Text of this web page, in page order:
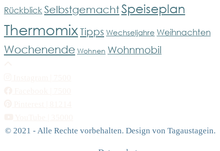
Rückblick SelbstgemachtSpeiseplan
Thermomix Tipps Wechseljahre Weihnachten
Wochenende Wohnen Wohnmobil
© 2021 - Alle Rechte vorbehalten. Design von Tagaustagein.